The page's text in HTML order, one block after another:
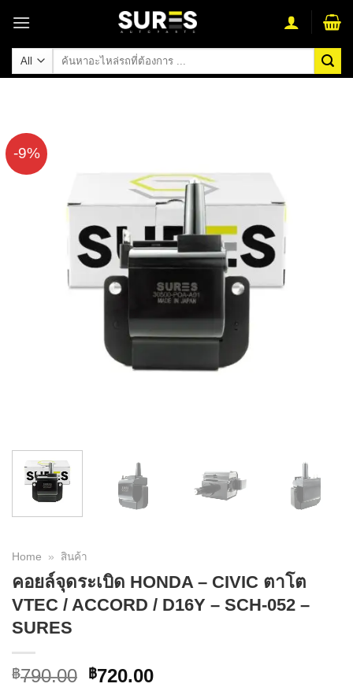
content
ค้นหา:
-9%
Home » สินค้า
คอยล์จุดระเบิด HONDA – CIVIC ตาโต
VTEC / ACCORD / D16Y – SCH-052 –
SURES
฿790.00 Original
฿720.00Current